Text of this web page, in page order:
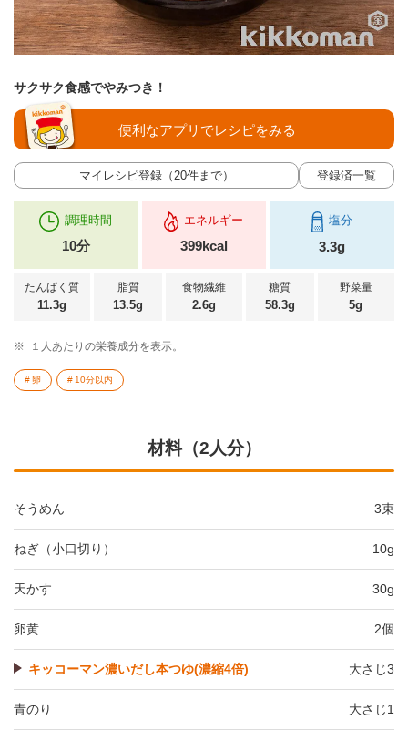
サクサク食感でやみつき！
マイレシピ登録（20件まで） 登録済一覧
便利なアプリでレシピをみる
調理時間
10分
エネルギー
399kcal
塩分
3.3g
たんぱく質
11.3g
脂質
13.5g
食物繊維
2.6g
糖質
58.3g
野菜量
5g
※ １人あたりの栄養成分を表示。
卵 10分以内
材料（2人分）
そうめん 3束
ねぎ（小口切り） 10g
天かす 30g
卵黄 2個
キッコーマン濃いだし本つゆ(濃縮4倍) 大さじ3
青のり 大さじ1